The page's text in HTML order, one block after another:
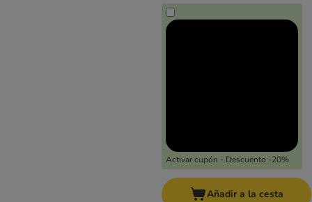
Activar cupón - Descuento -20%
Añadir a la cesta